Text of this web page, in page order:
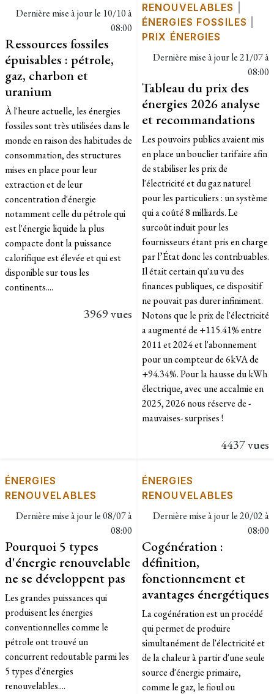
Dernière mise à jour le 10/10 à
08:00
Ressources fossiles
épuisables : pétrole,
gaz, charbon et
uranium
À l'heure actuelle, les énergies
fossiles sont très utilisées dans le
monde en raison des habitudes de
consommation, des structures
mises en place pour leur
extraction et de leur
concentration d'énergie
notamment celle du pétrole qui
est l'énergie liquide la plus
compacte dont la puissance
calorifique est élevée et qui est
disponible sur tous les
continents....
3969 vues
RENOUVELABLES
ÉNERGIES FOSSILES
PRIX ÉNERGIES
Dernière mise à jour le21/07 à
08:00
Tableau du prix des
énergies 2026 analyse
et recommandations
Les pouvoirs publics avaient mis
en place un bouclier tarifaire afin
de stabiliser les prix de
l'électricité et du gaz naturel
pour les particuliers : un système
qui a coûté 8 milliards. Le
surcoût induit pour les
fournisseurs étant pris en charge
par l’État donc les contribuables.
Il était certain qu'au vu des
finances publiques, ce dispositif
ne pouvait pas durer infiniment.
Notons que le prix de l'électricité
a augmenté de +115.41% entre
2011 et 2024 et l'abonnement
pour un compteur de 6kVA de
+94.34%. Pour la hausse du kWh
électrique, avec une accalmie en
2025, 2026 nous réserve de -
mauvaises- surprises !
4437 vues
ÉNERGIES
RENOUVELABLES
Dernière mise à jour le08/07 à
08:00
Pourquoi 5 types
d'énergie renouvelable
ne se développent pas
Les grandes puissances qui
produisent les énergies
conventionnelles comme le
pétrole ont trouvé un
concurrent redoutable parmi les
5 types d'énergies
renouvelables....
ÉNERGIES
RENOUVELABLES
Dernière mise à jour le20/02 à
08:00
Cogénération :
définition,
fonctionnement et
avantages énergétiques
La cogénération est un procédé
qui permet de produire
simultanément de l'électricité et
de la chaleur à partir d'une seule
source d'énergie primaire,
comme le gaz, le fioul ou